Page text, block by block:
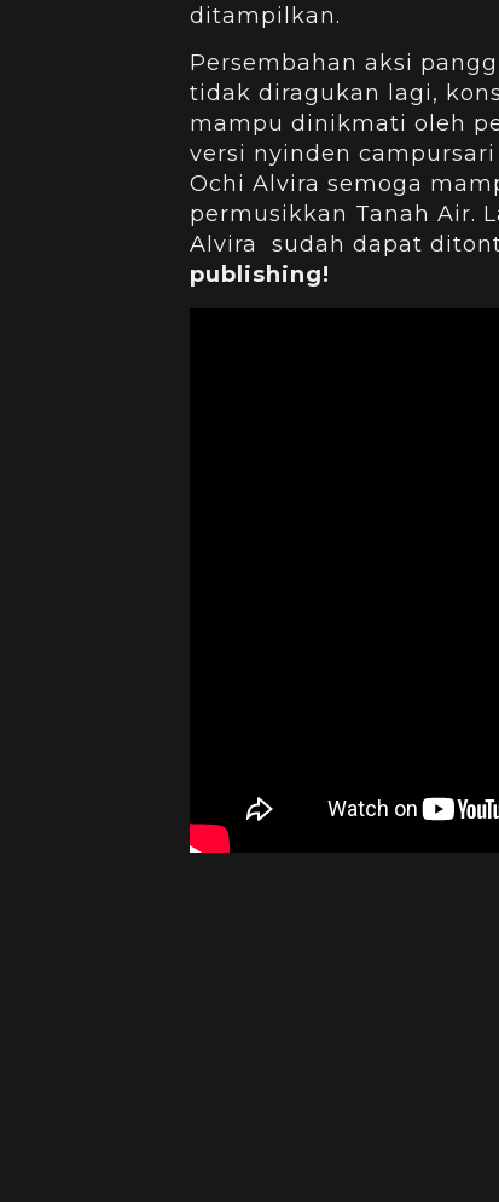
ditampilkan.
Persembahan aksi
tidak diragukan lagi,
mampu dinikmati oleh
versi nyinden
Ochi Alvira semoga
permusikkan Tanah Air.
Alvira sudah dapat
publishing!